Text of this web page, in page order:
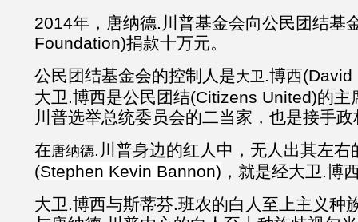
2014年，唐纳德.川普基金会向公民团结基
Foundation)捐款十万元。
公民团结基金会的控制人是大卫.博西
大卫.博西是公民团结(Citizens United)的主
川普选举总统委员会的二当家，也是接手
在唐纳德.川普身边的红人中，无人出其左右
(Stephen Kevin Bannon) ，就是经大卫.博
大卫.博西与斯蒂芬.班农的白人至上主义种